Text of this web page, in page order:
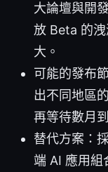
大論壇與開
放 Beta 的
大。
可能的發布
出不同地區
再等待數月
替代方案：
端 AI 應用組